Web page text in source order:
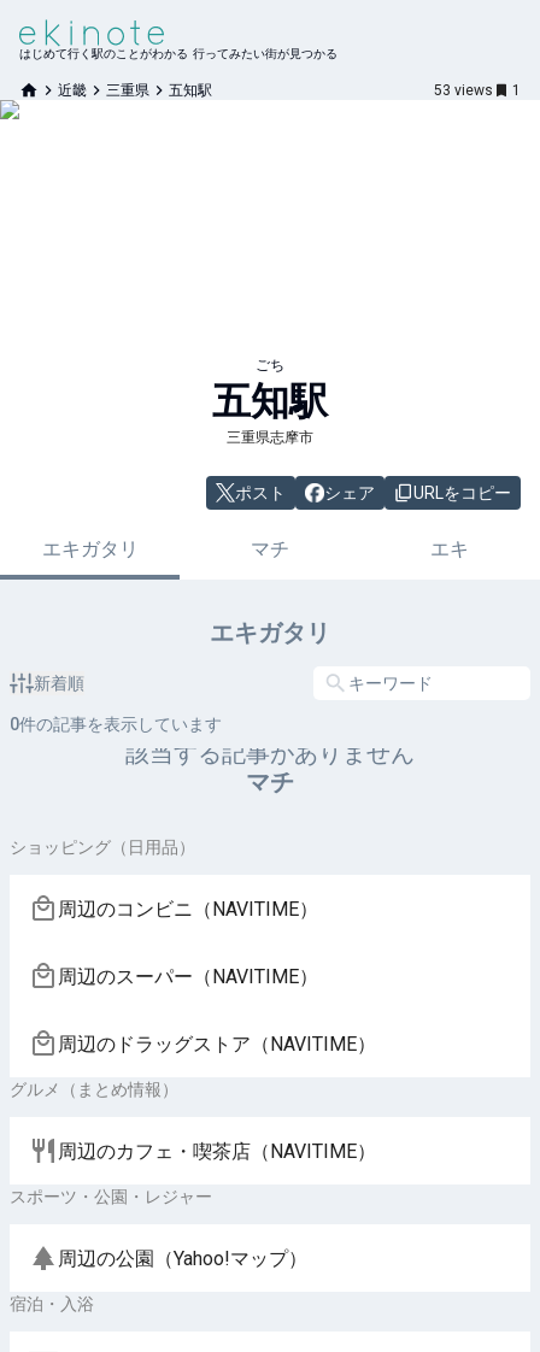
はじめて行く駅のことがわかる 行ってみたい街が見つかる
近畿 三重県 五知駅 53 views 1
ごち
五知駅
三重県志摩市
ポスト シェア URLをコピー
エキガタリ マチ エキ
エキガタリ
新着順
0件の記事を表示しています
該当する記事がありません
マチ
ショッピング（日用品）
周辺のコンビニ（NAVITIME）
周辺のスーパー（NAVITIME）
周辺のドラッグストア（NAVITIME）
グルメ（まとめ情報）
周辺のカフェ・喫茶店（NAVITIME）
スポーツ・公園・レジャー
周辺の公園（Yahoo!マップ）
宿泊・入浴